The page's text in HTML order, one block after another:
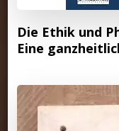
Die Ethik und
Eine